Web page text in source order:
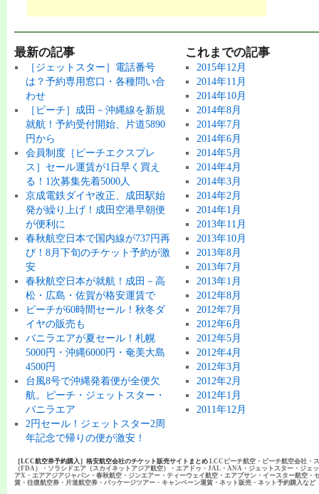
最新の記事
［ジェットスター］電話番号
は？予約専用窓口・各種問い合
わせ
［ピーチ］成田－沖縄線を新規
就航！予約受付開始、片道5890
円から
会員制度［ピーチエクスプレ
ス］セール運賃が1日早く買え
る！1次募集先着5000人
京成電鉄ダイヤ改正、成田駅始
発が繰り上げ！成田空港早朝便
が便利に
春秋航空日本で国内線が737円再
び！8月下旬のチケット予約が激
安
春秋航空日本が就航！成田－高
松・広島・佐賀が格安運賃で
ピーチが60時間セール！秋冬ダ
イヤの販売も
バニラエアが夏セール！札幌
5000円・沖縄6000円・奄美大島
4500円
台風8号で沖縄発着便が全便欠
航。ピーチ・ジェットスター・
バニラエア
2円セール！ジェットスター2周
年記念で帰りの便が激安！
これまでの記事
2015年12月
2014年11月
2014年10月
2014年8月
2014年7月
2014年6月
2014年5月
2014年4月
2014年3月
2014年2月
2014年1月
2013年11月
2013年10月
2013年8月
2013年7月
2013年1月
2012年8月
2012年7月
2012年6月
2012年5月
2012年4月
2012年3月
2012年2月
2012年1月
2011年12月
［LCC航空券予約購入］格安航空会社のチケット販売サイトまとめ LCCピーチ航空・ピーチ航空会社・
（FDA）・ソラシドエア（スカイネットアジア航空）・エアドゥ・JAL・ANA・ジェットスター・ジェ
アX・エアアジアジャパン・春秋航空・ジンエアー・ティーウェイ航空・エアプサン・イースター航空
賃・往復航空券・片道航空券・パッケージツアー・キャンペーン運賃・ネット販売・ネット予約購入など